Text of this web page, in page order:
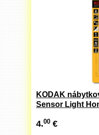
KODAK
Sensor Light
4.00 €